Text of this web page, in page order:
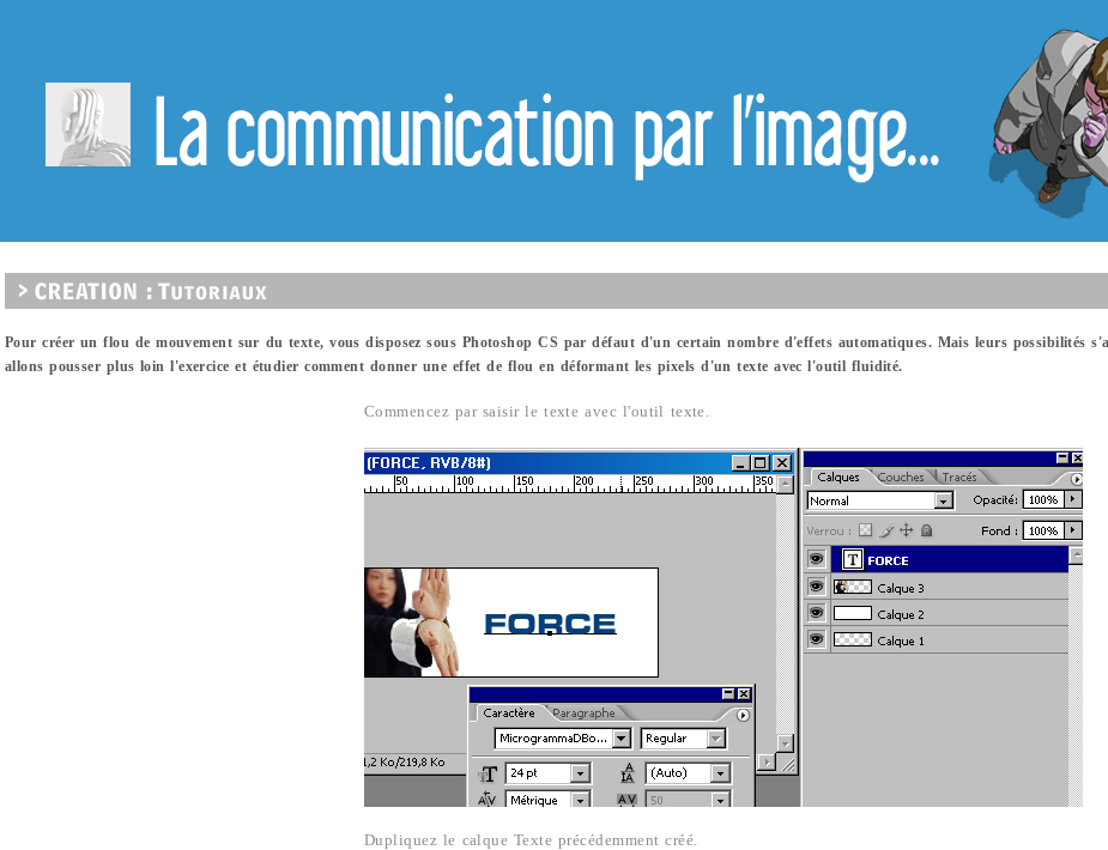
Pour créer un flou de mouvement sur du texte, vous disposez sous Photoshop CS par défaut d'un certain nombre d'effets automatiques. Mais leurs possibilités
allons pousser plus loin l'exercice et étudier comment donner une effet de flou en déformant les pixels d'un texte avec l'outil fluidité.
Commencez par saisir le texte avec l'outil texte.
Dupliquez le calque Texte précédemment créé.